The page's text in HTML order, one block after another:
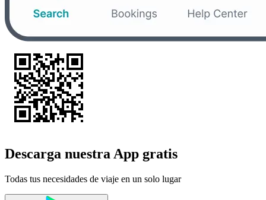
Descarga nuestra App gratis
Todas tus necesidades de viaje en un solo lugar